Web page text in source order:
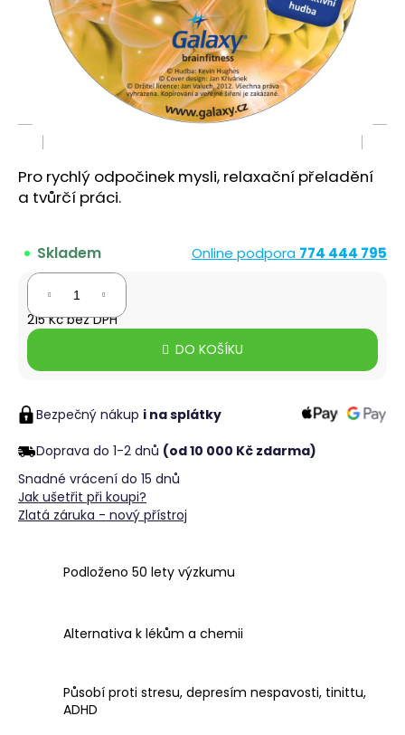
Pro rychlý odpočinek mysli, relaxační přeladění
a tvůrčí práci.
Skladem Online podpora 774 444 795
260 Kč
215 Kč bez DPH
Měrná
DO KOŠÍKU
Bezpečný nákup i na splátky
Doprava do 1-2 dnů (od 10 000 Kč zdarma)
Snadné vrácení do 15 dnů
Jak ušetřit při koupi?
Zlatá záruka - nový přístroj
Podloženo 50 lety výzkumu
Alternativa k lékům a chemii
Působí proti stresu, depresím nespavosti, tinittu,
ADHD
?
D
o
p
o
č
u
j
e
m
e